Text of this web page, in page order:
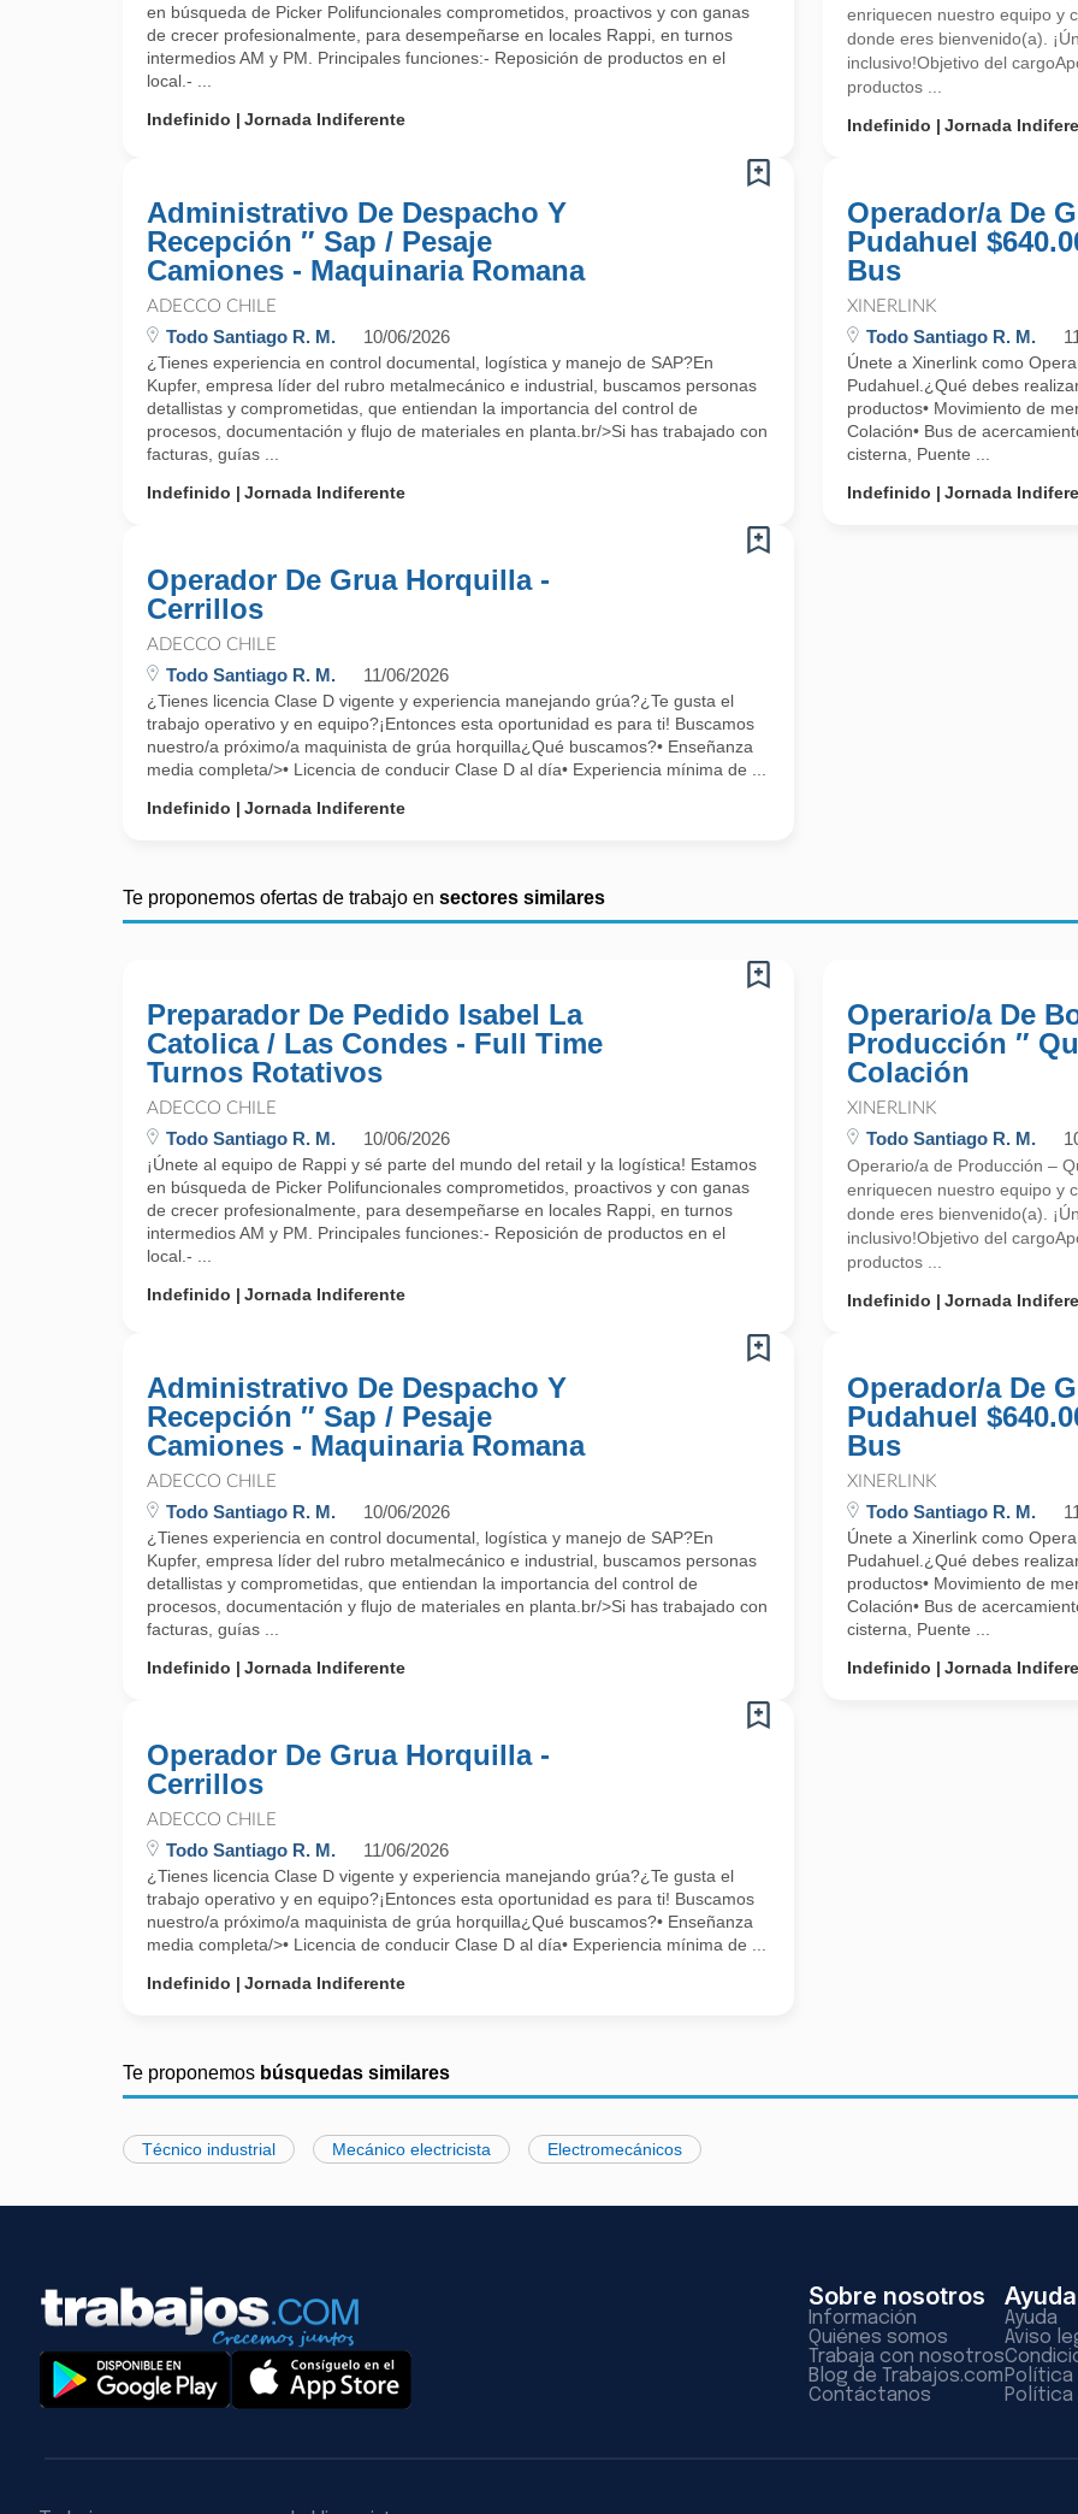
en búsqueda de Picker Polifuncionales comprometidos, proactivos y con ganas
de crecer profesionalmente, para desempeñarse en locales Rappi, en turnos
intermedios AM y PM. Principales funciones:- Reposición de productos en el
local.- ...
Indefinido
Jornada Indiferente
enriquecen nuestro equipo y
donde eres bienvenido(a).
inclusivo!Objetivo del
productos ...
Indefinido
Jornada
Administrativo De Despacho Y
Recepción ″ Sap / Pesaje
Camiones - Maquinaria Romana
ADECCO CHILE
Todo Santiago R. M. 10/06/2026
¿Tienes experiencia en control documental, logística y manejo de SAP?En
Kupfer, empresa líder del rubro metalmecánico e industrial, buscamos personas
detallistas y comprometidas, que entiendan la importancia del control de
procesos, documentación y flujo de materiales en planta.br/>Si has trabajado con
facturas, guías ...
Indefinido
Jornada Indiferente
Operador/a De
Pudahuel
Bus
XINERLINK
Todo Santiago R. M.
Únete a Xinerlink como
Pudahuel.¿Qué debes
productos• Movimiento de
Colación• Bus de
cisterna, Puente ...
Indefinido
Jornada
Operador De Grua Horquilla -
Cerrillos
ADECCO CHILE
Todo Santiago R. M. 11/06/2026
¿Tienes licencia Clase D vigente y experiencia manejando grúa?¿Te gusta el
trabajo operativo y en equipo?¡Entonces esta oportunidad es para ti! Buscamos
nuestro/a próximo/a maquinista de grúa horquilla¿Qué buscamos?• Enseñanza
media completa/>• Licencia de conducir Clase D al día• Experiencia mínima de ...
Indefinido
Jornada Indiferente
Te proponemos ofertas de trabajo en sectores similares
Preparador De Pedido Isabel La
Catolica / Las Condes - Full Time
Turnos Rotativos
ADECCO CHILE
Todo Santiago R. M. 10/06/2026
¡Únete al equipo de Rappi y sé parte del mundo del retail y la logística! Estamos
en búsqueda de Picker Polifuncionales comprometidos, proactivos y con ganas
de crecer profesionalmente, para desempeñarse en locales Rappi, en turnos
intermedios AM y PM. Principales funciones:- Reposición de productos en el
local.- ...
Indefinido
Jornada Indiferente
Operario/a De
Producción ″
Colación
XINERLINK
Todo Santiago R. M.
Operario/a de Producción –
enriquecen nuestro equipo y
donde eres bienvenido(a).
inclusivo!Objetivo del
productos ...
Indefinido
Jornada
Administrativo De Despacho Y
Recepción ″ Sap / Pesaje
Camiones - Maquinaria Romana
ADECCO CHILE
Todo Santiago R. M. 10/06/2026
¿Tienes experiencia en control documental, logística y manejo de SAP?En
Kupfer, empresa líder del rubro metalmecánico e industrial, buscamos personas
detallistas y comprometidas, que entiendan la importancia del control de
procesos, documentación y flujo de materiales en planta.br/>Si has trabajado con
facturas, guías ...
Indefinido
Jornada Indiferente
Operador/a De
Pudahuel
Bus
XINERLINK
Todo Santiago R. M.
Únete a Xinerlink como
Pudahuel.¿Qué debes
productos• Movimiento de
Colación• Bus de
cisterna, Puente ...
Indefinido
Jornada
Operador De Grua Horquilla -
Cerrillos
ADECCO CHILE
Todo Santiago R. M. 11/06/2026
¿Tienes licencia Clase D vigente y experiencia manejando grúa?¿Te gusta el
trabajo operativo y en equipo?¡Entonces esta oportunidad es para ti! Buscamos
nuestro/a próximo/a maquinista de grúa horquilla¿Qué buscamos?• Enseñanza
media completa/>• Licencia de conducir Clase D al día• Experiencia mínima de ...
Indefinido
Jornada Indiferente
Te proponemos búsquedas similares
Técnico industrial Mecánico electricista Electromecánicos
Sobre nosotros
Información
Quiénes somos
Trabaja con nosotros
Blog de Trabajos.com
Contáctanos
Ayuda
Ayuda
Aviso